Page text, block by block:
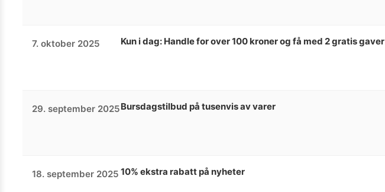
7. oktober 2025 Kun i dag: Handle for over 100 kroner og få med 2 gratis gaver
29. september 2025Bursdagstilbud på tusenvis av varer
18. september 2025 10% ekstra rabatt på nyheter